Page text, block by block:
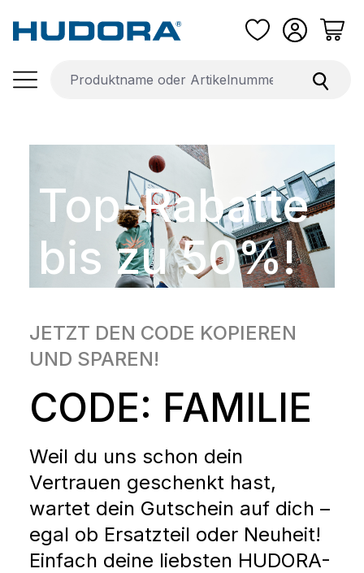
Zum Hauptinhalt springen
Top-Rabatte
bis zu 50%!
JETZT DEN CODE KOPIEREN
UND SPAREN!
CODE: FAMILIE
Weil du uns schon dein
Vertrauen geschenkt hast,
wartet dein Gutschein auf dich –
egal ob Ersatzteil oder Neuheit!
Einfach deine liebsten HUDORA-